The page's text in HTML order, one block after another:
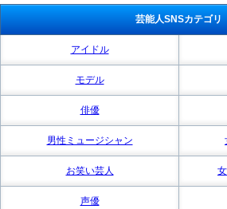
芸能人SNSカテゴリ
アイドル
モデル
俳優
男性ミュージシャン
お笑い芸人
声優